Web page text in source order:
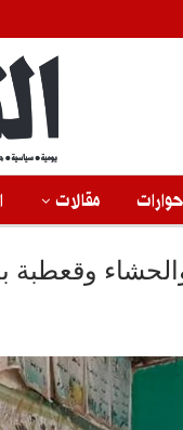
مقالات
وقعطبة